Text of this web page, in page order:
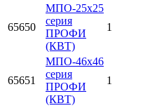
65650
МПО-25х25
серия
ПРОФИ
(КВТ)
1
65651
МПО-46х46
серия
ПРОФИ
(КВТ)
1